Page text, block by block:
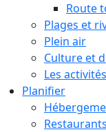
Route
Plages et
Plein air
Culture et
Les activités
Planifier
Restaurants